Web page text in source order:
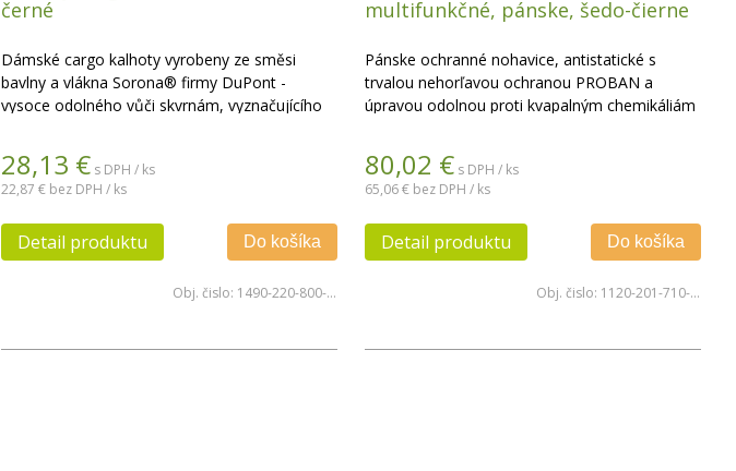
černé
Dámské cargo kalhoty vyrobeny ze směsi
bavlny a vlákna Sorona® firmy DuPont -
vysoce odolného vůči skvrnám, vyznačujícího
vláknu je materiál měkký, pružný a lze jej prát
na teplotu 60 °C. Pas s poutky na opa
28,13 € s DPH / ks
22,87 € bez DPH / ks
Do košíka
Detail produktu
Obj. čislo: 1490-220-800-36
multifunkčné, pánske, šedo-čierne
Pánske ochranné nohavice, antistatické s
trvalou nehorľavou ochranou PROBAN a
úpravou odolnou proti kvapalným chemikáliám
napätím podľa normy EN 61482. Pás s gumou
v bokoch a pútkami na opasok, predné a
bočné
80,02 € s DPH / ks
65,06 € bez DPH / ks
Do košíka
Detail produktu
Obj. čislo: 1120-201-710-46